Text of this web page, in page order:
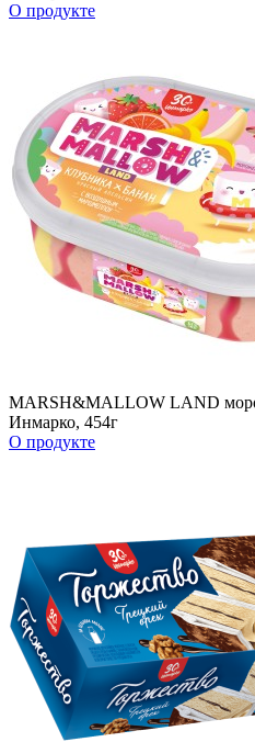
О продукте
MARSH&MALLOW LAND
Инмарко, 454г
О продукте